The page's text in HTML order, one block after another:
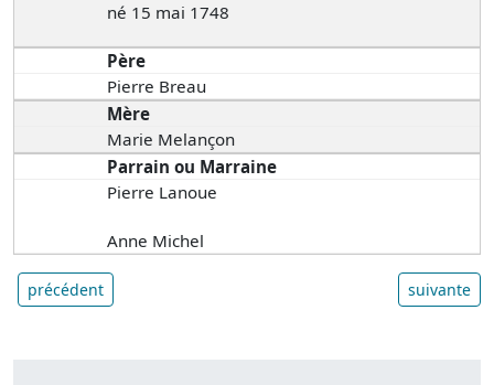
né 15 mai 1748
Père
Pierre Breau
Mère
Marie Melançon
Parrain ou Marraine
Pierre Lanoue
Anne Michel
précédent suivante